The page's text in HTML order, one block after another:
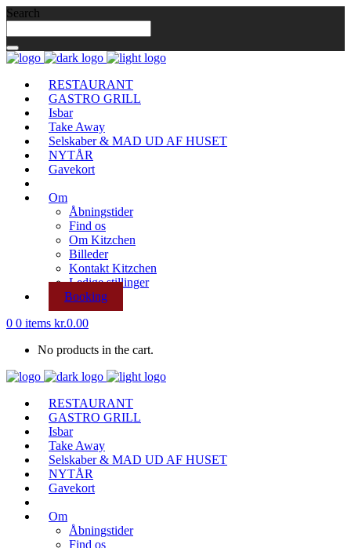
Search
RESTAURANT
GASTRO GRILL
Isbar
Take Away
Selskaber & MAD UD AF HUSET
NYTÅR
Gavekort
Om
Åbningstider
Find os
Om Kitzchen
Billeder
Kontakt Kitzchen
Ledige stillinger
Booking
0 0 items kr.0.00
No products in the cart.
RESTAURANT
GASTRO GRILL
Isbar
Take Away
Selskaber & MAD UD AF HUSET
NYTÅR
Gavekort
Om
Åbningstider
Find os